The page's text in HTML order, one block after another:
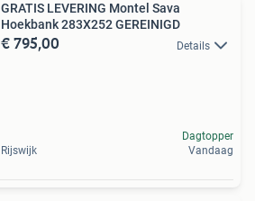
GRATIS LEVERING Montel Sava
Hoekbank 283X252 GEREINIGD
€ 795,00 Details
Rijswijk
Dagtopper
Vandaag